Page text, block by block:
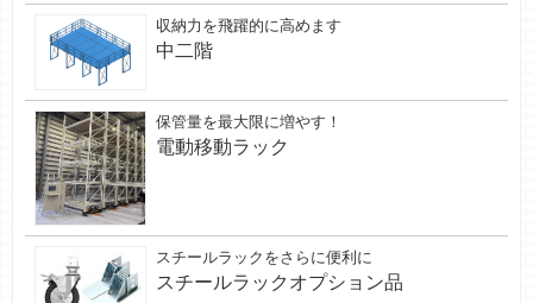
収納力を飛躍的に高めます
中二階
保管量を最大限に増やす！
電動移動ラック
スチールラックをさらに便利に
スチールラックオプション品